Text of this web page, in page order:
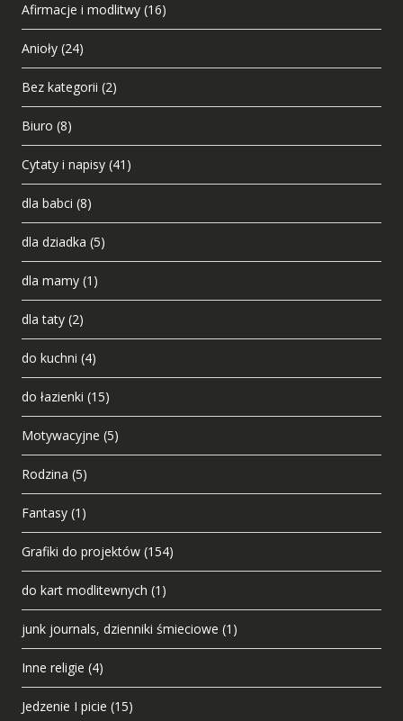
Afirmacje i modlitwy (16)
Anioły (24)
Bez kategorii (2)
Biuro (8)
Cytaty i napisy (41)
dla babci (8)
dla dziadka (5)
dla mamy (1)
dla taty (2)
do kuchni (4)
do łazienki (15)
Motywacyjne (5)
Rodzina (5)
Fantasy (1)
Grafiki do projektów (154)
do kart modlitewnych (1)
junk journals, dzienniki śmieciowe (1)
Inne religie (4)
Jedzenie I picie (15)